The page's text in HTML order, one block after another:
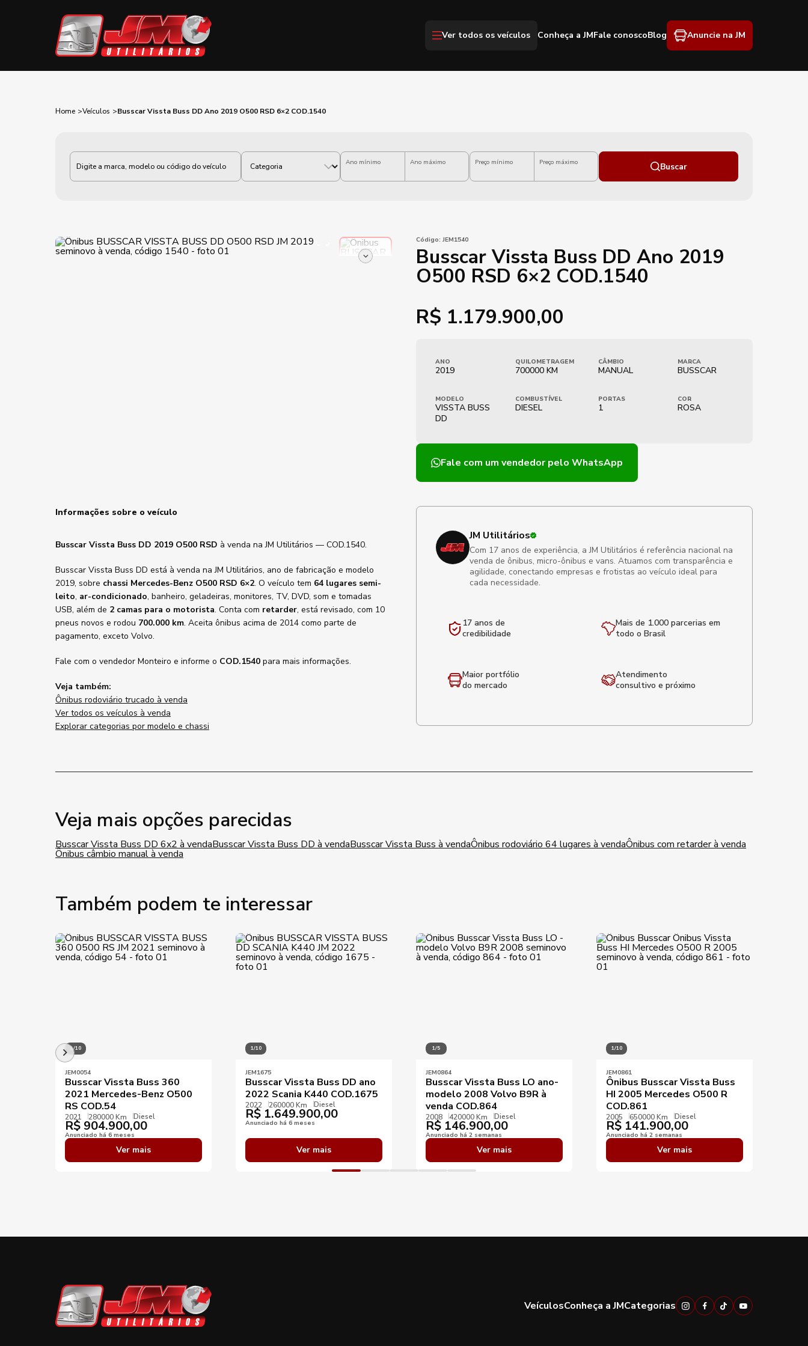
Ver todos os veículos Conheça a JMFale conoscoBlog Anuncie na JM
Home Veículos Busscar Vissta Buss DD Ano 2019 O500 RSD 6×2 COD.1540
Categoria Ano mínimo Ano máximo Preço mínimo Preço máximo Buscar
Código: JEM1540
Busscar Vissta Buss DD Ano 2019
O500 RSD 6×2 COD.1540
R$ 1.179.900,00
ANO
2019
QUILOMETRAGEM
700000 KM
CÂMBIO
MANUAL
MARCA
BUSSCAR
MODELO
VISSTA BUSS
DD
COMBUSTÍVEL
DIESEL
PORTAS
1
COR
ROSA
Fale com um vendedorpelo WhatsApp
Informações sobre o veículo
Busscar Vissta Buss DD 2019 O500 RSD à venda na JM Utilitários — COD.1540.
Busscar Vissta Buss DD está à venda na JM Utilitários, ano de fabricação e modelo
2019, sobre chassi Mercedes-Benz O500 RSD 6×2. O veículo tem 64 lugares semi-
leito, ar-condicionado, banheiro, geladeiras, monitores, TV, DVD, som e tomadas
USB, além de 2 camas para o motorista. Conta com retarder, está revisado, com 10
pneus novos e rodou 700.000 km. Aceita ônibus acima de 2014 como parte de
pagamento, exceto Volvo.
Fale com o vendedor Monteiro e informe o COD.1540 para mais informações.
Veja também:
Ônibus rodoviário trucado à venda
Ver todos os veículos à venda
Explorar categorias por modelo e chassi
JM Utilitários
Com 17 anos de experiência, a JM Utilitários é referência nacional na
venda de ônibus, micro-ônibus e vans. Atuamos com transparência e
agilidade, conectando empresas e frotistas ao veículo ideal para
cada necessidade.
17 anos de
credibilidade
Mais de 1.000 parcerias em
todo o Brasil
Maior portfólio
do mercado
Atendimento
consultivo e próximo
Veja mais opções parecidas
Busscar Vissta Buss DD 6x2 à vendaBusscar Vissta Buss DD à vendaBusscar Vissta Buss à vendaÔnibus rodoviário 64 lugares à vendaÔnibus com retarder à venda
Ônibus câmbio manual à venda
Também podem te interessar
1/10
JEM0054
Busscar Vissta Buss 360
2021 Mercedes-Benz O500
RS COD.54
2021 280000 Km Diesel
R$ 904.900,00
Anunciado há 6 meses
Ver mais
1/10
JEM1675
Busscar Vissta Buss DD ano
2022 Scania K440 COD.1675
2022 260000 Km Diesel
R$ 1.649.900,00
Anunciado há 6 meses
Ver mais
1/5
JEM0864
Busscar Vissta Buss LO ano-
modelo 2008 Volvo B9R à
venda COD.864
2008 420000 Km Diesel
R$ 146.900,00
Anunciado há 2 semanas
Ver mais
1/10
JEM0861
Ônibus Busscar Vissta Buss
HI 2005 Mercedes O500 R
COD.861
2005 650000 Km Diesel
R$ 141.900,00
Anunciado há 2 semanas
Ver mais
VeículosConheça a JMCategorias